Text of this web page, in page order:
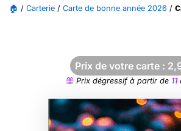
🏠 / Carterie / Carte de bonne année 2026 /
Prix de votre carte :
Prix dégressif à partir de 11